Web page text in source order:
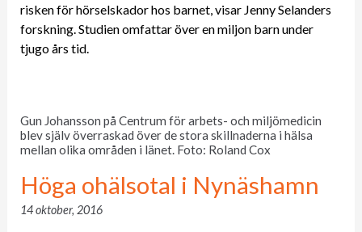
risken för hörselskador hos barnet, visar Jenny Selanders
forskning. Studien omfattar över en miljon barn under
tjugo års tid.
Gun Johansson på Centrum för arbets- och miljömedicin
blev själv överraskad över de stora skillnaderna i hälsa
mellan olika områden i länet. Foto: Roland Cox
Höga ohälsotal i Nynäshamn
14 oktober, 2016